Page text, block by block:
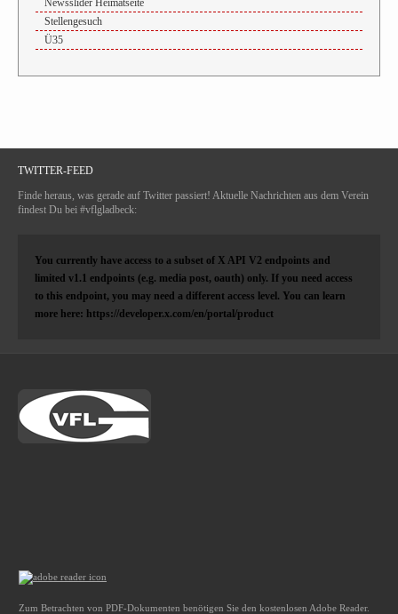
Stellengesuch
Ü35
TWITTER-FEED
Finde heraus, was gerade auf Twitter passiert! Aktuelle Nachrichten aus dem Verein
findest Du bei #vflgladbeck:
You currently have access to a subset of X API V2 endpoints and
limited v1.1 endpoints (e.g. media post, oauth) only. If you need access
to this endpoint, you may need a different access level. You can learn
more here: https://developer.x.com/en/portal/product
Zum Betrachten von PDF-Dokumenten benötigen Sie den kostenlosen Adobe Reader.